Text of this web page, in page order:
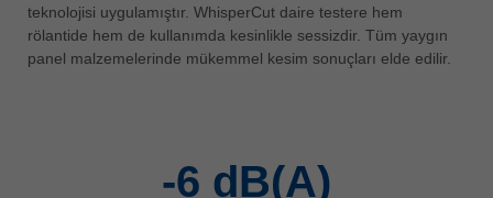
tiếng việt
中国
Україна
teknolojisi uygulamıştır. WhisperCut daire testere hem
rölantide hem de kullanımda kesinlikle sessizdir. Tüm yaygın
panel malzemelerinde mükemmel kesim sonuçları elde edilir.
-6 dB(A)